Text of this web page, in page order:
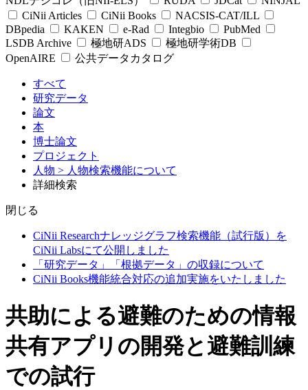
CiNii Articles
CiNii Books
NACSIS-CAT/ILL
DBpedia
KAKEN e-Rad Integbio
PubMed
LSDB Archive
極地研ADS
極地研学術DB
OpenAIRE
公共データカタログ
すべて
研究データ
論文
本
博士論文
プロジェクト
人物 > 人物検索機能について
詳細検索
閉じる
CiNii Researchナレッジグラフ検索機能（試行版）を
CiNii Labsにて公開しました
「研究データ」「根拠データ」の収録について
CiNii Books機能統合対応の追加実施をいたしました
共助による避難のための情報
共有アプリの開発と避難訓練
での試行